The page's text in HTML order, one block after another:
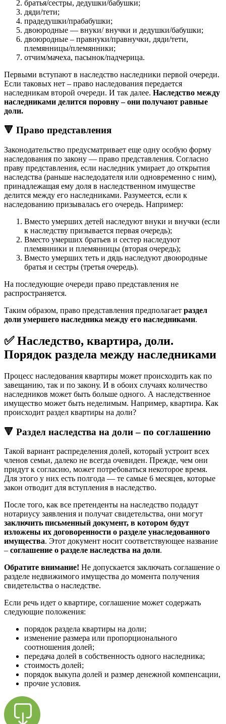
братья/сестры, дедушки/бабушки;
дяди/тети;
прадедушки/прабабушки;
двоюродные — внуки/ внучки и дедушки/бабушки;
двоюродные – правнуки/правнучки, дяди/тети,
племянницы/племянники;
отчим/мачеха, пасынок/падчерица.
Первыми вступают в наследство наследники первой очереди.
Если таковых нет – право наследования передается
наследникам второй очереди. И так далее. Наследство между
наследниками делится поровну – они получают равные
доли.
🔻 Право представления
Законодательство предусматривает еще одну особую форму
наследования по закону — право представления. Согласно
праву представления, если наследник умирает до открытия
наследства (раньше наследодателя или одновременно с ним),
принадлежащая ему доля в наследственном имуществе
делится между его наследниками. Разумеется, если к
наследованию призывалась его очередь. Например:
Вместо умерших детей наследуют внуки и внучки (если
к наследству призывается первая очередь);
Вместо умерших братьев и сестер наследуют
племянники и племянницы (вторая очередь);
Вместо умерших теть и дядь наследуют двоюродные
братья и сестры (третья очередь).
На последующие очереди право представления не
распространяется.
Таким образом, право представления предполагает раздел
доли умершего наследника между его наследниками.
✅ Наследство, квартира, доли.
Порядок раздела между наследниками
Процесс наследования квартиры может происходить как по
завещанию, так и по закону. И в обоих случаях количество
наследников может быть больше одного. А наследственное
имущество может быть неделимым. Например, квартира. Как
происходит раздел квартиры на доли?
🔻 Раздел наследства на доли – по соглашению
Такой вариант распределения долей, который устроит всех
членов семьи, далеко не всегда очевиден. Прежде, чем они
придут к согласию, может потребоваться некоторое время.
Для этого у них есть полгода — те самые 6 месяцев, которые
закон отводит для вступления в наследство.
После того, как все претенденты на наследство подадут
нотариусу заявления и получат свидетельства, они могут
заключить письменный документ, в котором будут
изложены их договоренности о разделе унаследованного
имущества. Этот документ носит соответствующее название
– соглашение о разделе наследства на доли.
Обратите внимание! Не допускается заключать соглашение о
разделе недвижимого имущества до момента получения
свидетельства о наследстве.
Если речь идет о квартире, соглашение может содержать
следующие положения:
порядок раздела квартиры на доли;
изменение размера или пропорционального
соотношения долей;
передача долей в собственность одного наследника;
стоимость долей;
порядок выкупа долей и размер денежной компенсации,
прочие условия.